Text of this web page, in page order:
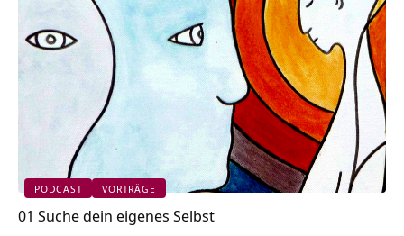
PODCAST VORTRÄGE
01 Suche dein eigenes Selbst